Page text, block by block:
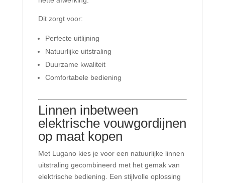
Dit zorgt voor:
Perfecte uitlijning
Natuurlijke uitstraling
Duurzame kwaliteit
Comfortabele bediening
Linnen inbetween
elektrische vouwgordijnen
op maat kopen
Met Lugano kies je voor een natuurlijke linnen
uitstraling gecombineerd met het gemak van
elektrische bediening. Een stijlvolle oplossing